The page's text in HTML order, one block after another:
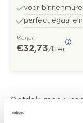
voor
perfect egaal
Vanaf
€ 32,73/liter
Ontdek meer